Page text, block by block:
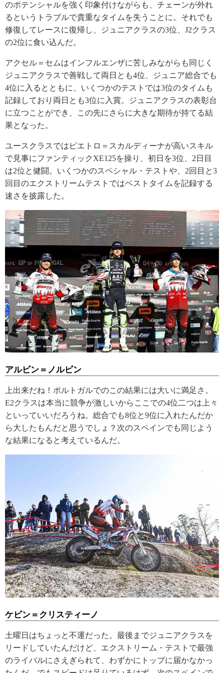
のポテンシャルを強く印象付けながらも、チェーンが外れ
るというトラブルで貴重なタイムを失うことに。それでも
修復してレースに復帰し、ジュニアクラスの3位、J2クラス
の2位に食い込んだ。
アクセル＝セムはインフルエンザに苦しみながらも同じく
ジュニアクラスで善戦して両日とも4位、ジュニア総合でも
4位に入るとともに、いくつかのテストでは3位のタイムも
記録しており両日とも3位に入賞。ジュニアクラスの表彰台
に立つことができ、この先にさらに大きな期待が持てる結
果となった。
ユースクラスではピエトロ＝スカルディーナが高いスキル
で見事にファンティックXE125を操り、初日を3位、2日目
は2位と健闘。いくつかのスペシャル・テストや、2回目と3
回目のエクストリームテストではベストタイムを記録する
速さを披露した。
アルビン＝ノルビン
上出来だね！ポルトガルでのこの結果には大いに満足さ。
E2クラスは本当に競争が激しいからここでの4位二つは上々
といっていいだろうね。総合でも8位と9位に入れたんだか
ら大したもんだと思うでしょ？次のスペインでも同じよう
な結果になると考えているんだ。
ケビン＝クリスティーノ
土曜日はちょっと不運だった。最後までジュニアクラスを
リードしていたんだけど、エクストリーム・テストで最強
のライバルにさえぎられて、わずかにトップに届かなかっ